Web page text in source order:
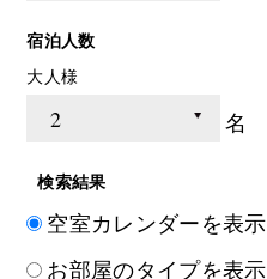
宿泊人数
大人様
名
検索結果
空室カレンダーを表示
お部屋のタイプを表示